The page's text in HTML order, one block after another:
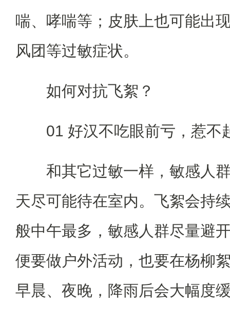
喘、哮喘等；皮肤上也可能出
风团等过敏症状。
如何对抗飞絮？
01 好汉不吃眼前亏，惹不
和其它过敏一样，敏感人
天尽可能待在室内。飞絮会持
般中午最多，敏感人群尽量避
便要做户外活动，也要在杨柳
早晨、夜晚，降雨后会大幅度